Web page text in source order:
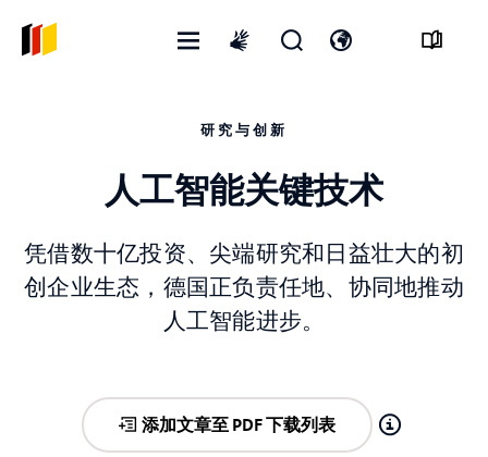
寻
研究与创新
人工智能关键技术
凭借数十亿投资、尖端研究和日益壮大的初
创企业生态，德国正负责任地、协同地推动
人工智能进步。
添加文章至 PDF 下载列表